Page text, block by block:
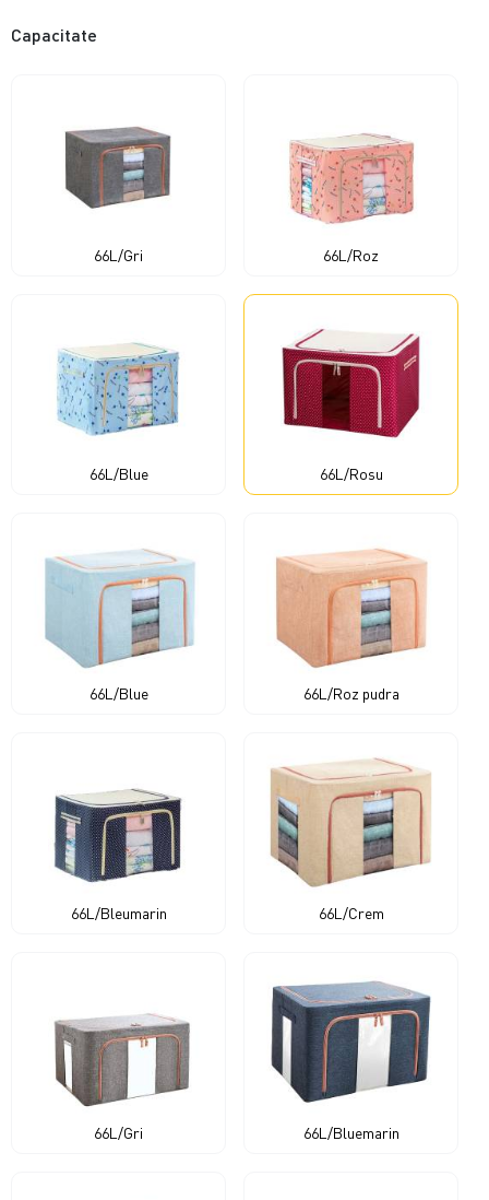
Capacitate
66L/Gri 66L/Roz
66L/Blue 66L/Rosu
66L/Blue 66L/Roz pudra
66L/Bleumarin 66L/Crem
66L/Gri 66L/Bluemarin